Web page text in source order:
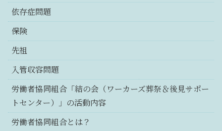
依存症問題
保険
先祖
入管収容問題
労働者協同組合「結の会（ワーカーズ葬祭＆後見サポー
トセンター）」の活動内容
労働者協同組合とは？